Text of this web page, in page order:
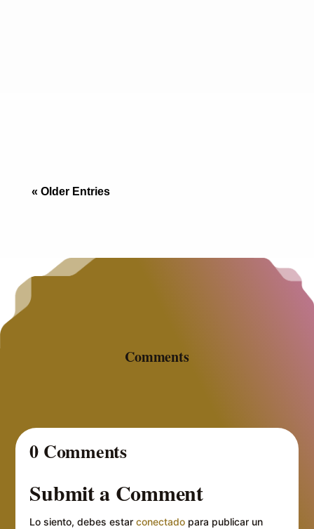
« Older Entries
Comments
0 Comments
Submit a Comment
Lo siento, debes estarconectado para publicar un